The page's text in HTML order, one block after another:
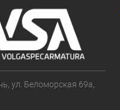
ул. Беломорская 69а,